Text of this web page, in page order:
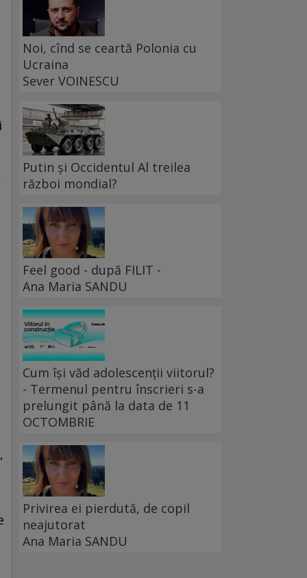
Noi, cînd se ceartă Polonia cu
Ucraina
Sever VOINESCU
Putin și Occidentul Al treilea
război mondial?
Feel good - după FILIT -
Ana Maria SANDU
Cum își văd adolescenții viitorul?
- Termenul pentru înscrieri s-a
prelungit până la data de 11
OCTOMBRIE
Privirea ei pierdută, de copil
neajutorat
Ana Maria SANDU